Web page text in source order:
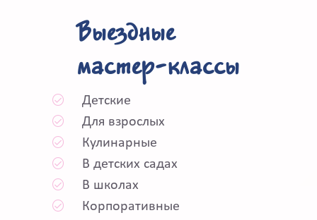
Выездные
мастер-классы
Детские
Для взрослых
Кулинарные
В детских садах
В школах
Корпоративные